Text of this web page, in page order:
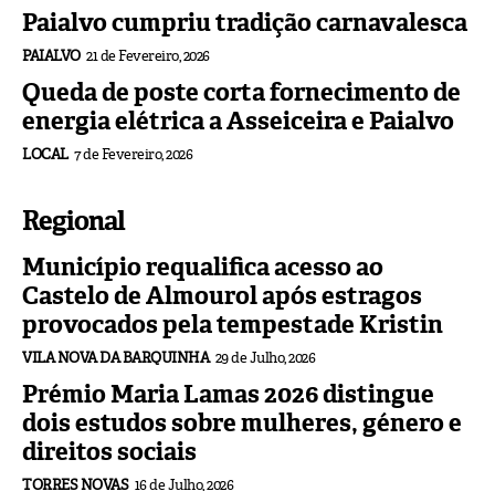
Paialvo cumpriu tradição carnavalesca
PAIALVO 21 de Fevereiro, 2026
Queda de poste corta fornecimento de
energia elétrica a Asseiceira e Paialvo
LOCAL 7 de Fevereiro, 2026
Regional
Município requalifica acesso ao
Castelo de Almourol após estragos
provocados pela tempestade Kristin
VILA NOVA DA BARQUINHA 29 de Julho, 2026
Prémio Maria Lamas 2026 distingue
dois estudos sobre mulheres, género e
direitos sociais
TORRES NOVAS 16 de Julho, 2026